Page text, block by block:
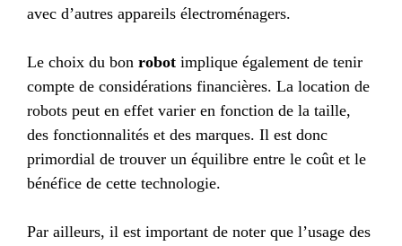
avec d’autres appareils électroménagers.
Le choix du bon robot implique également de tenir
compte de considérations financières. La location de
robots peut en effet varier en fonction de la taille,
des fonctionnalités et des marques. Il est donc
primordial de trouver un équilibre entre le coût et le
bénéfice de cette technologie.
Par ailleurs, il est important de noter que l’usage des